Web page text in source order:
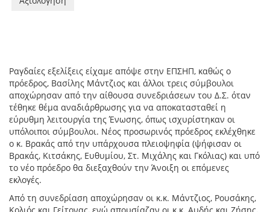
Ραγδαίες εξελίξεις είχαμε απόψε στην ΕΠΣΗΠ, καθώς ο
πρόεδρος, Βασίλης Μάντζιος και άλλοι τρεις σύμβουλοι
αποχώρησαν από την αίθουσα συνεδριάσεων του Δ.Σ. όταν
τέθηκε θέμα αναδιάρθρωσης για να αποκατασταθεί η
εύρυθμη λειτουργία της Ένωσης, όπως ισχυρίστηκαν οι
υπόλοιποι σύμβουλοι. Νέος προσωρινός πρόεδρος εκλέχθηκε
ο κ. Βρακάς από την υπάρχουσα πλειοψηφία (ψήφισαν οι
Βρακάς, Κιτσάκης, Ευθυμίου, Στ. Μιχάλης και Γκόλιας) και υπό
το νέο πρόεδρο θα διεξαχθούν την Άνοιξη οι επόμενες
εκλογές.
Από τη συνεδρίαση αποχώρησαν οι κ.κ. Μάντζιος, Ρουσάκης,